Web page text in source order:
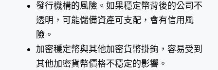
發行機構的風險。如果穩定幣背後的公司不
透明，可能儲備資產可支配，會有信用風
險。
加密穩定幣與其他加密貨幣掛鉤，容易受到
其他加密貨幣價格不穩定的影響。